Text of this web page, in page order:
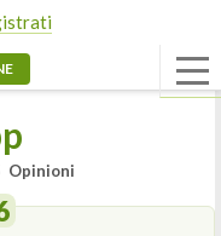
Opinioni